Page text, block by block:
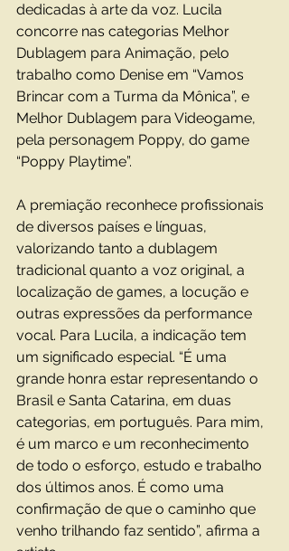
dedicadas à arte da voz. Lucila
concorre nas categorias Melhor
Dublagem para Animação, pelo
trabalho como Denise em “Vamos
Brincar com a Turma da Mônica”, e
Melhor Dublagem para Videogame,
pela personagem Poppy, do game
“Poppy Playtime”.
A premiação reconhece profissionais
de diversos países e línguas,
valorizando tanto a dublagem
tradicional quanto a voz original, a
localização de games, a locução e
outras expressões da performance
vocal. Para Lucila, a indicação tem
um significado especial. “É uma
grande honra estar representando o
Brasil e Santa Catarina, em duas
categorias, em português. Para mim,
é um marco e um reconhecimento
de todo o esforço, estudo e trabalho
dos últimos anos. É como uma
confirmação de que o caminho que
venho trilhando faz sentido”, afirma a